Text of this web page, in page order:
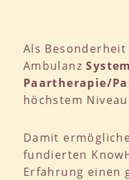
Als
Ambulanz
Paartherapie/
höchstem
Damit
fundierten
Erfahrung einen